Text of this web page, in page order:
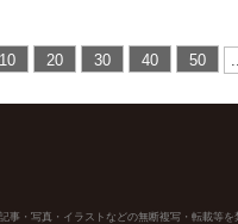
10 20 30 40 50
記事・写真・イラストなどの無断複写・転載等